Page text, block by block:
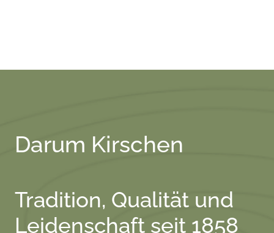
Darum Kirschen
Tradition, Qualität und
Leidenschaft seit 1858